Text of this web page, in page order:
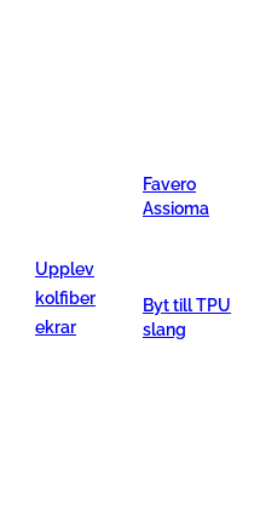
Upplev
kolfiber
ekrar
Favero
Assioma
Byt till TPU
slang